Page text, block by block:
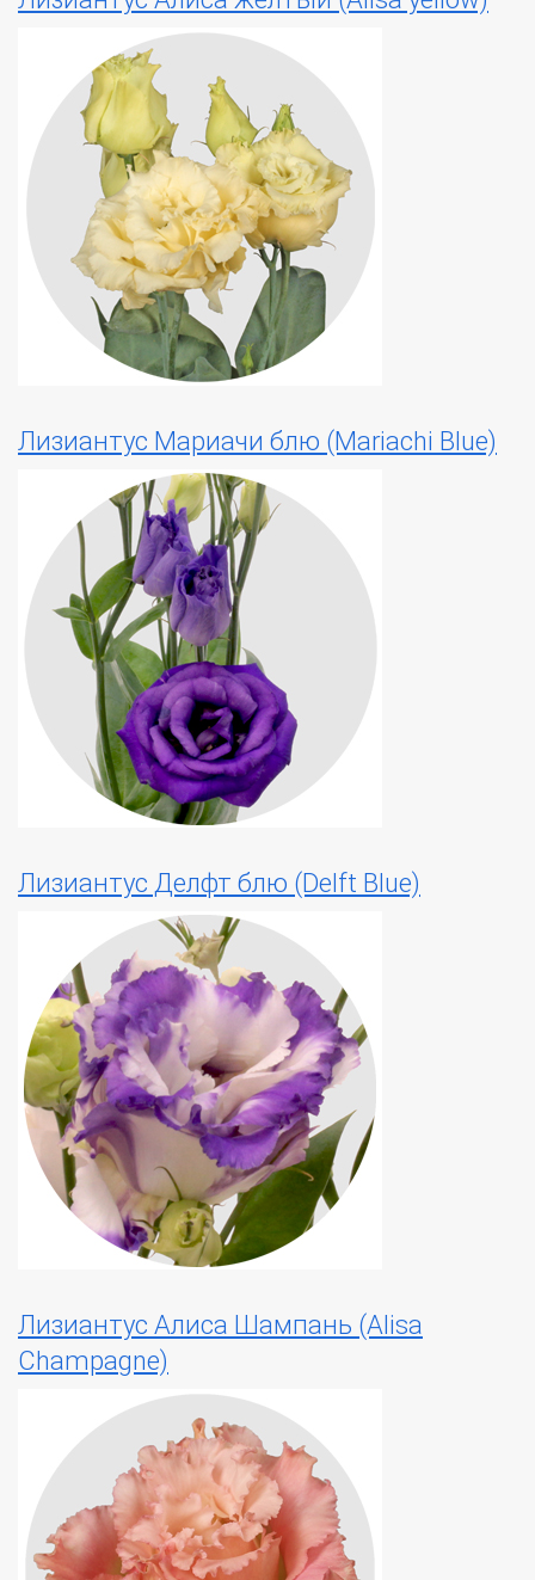
Лизиантус Мариачи блю (Mariachi Blue)
Лизиантус Делфт блю (Delft Blue)
Лизиантус Алиса Шампань (Alisa
Champagne)